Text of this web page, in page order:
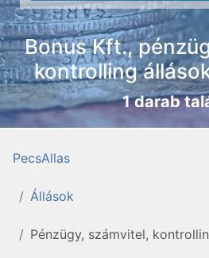
Bonus Kft.,
kontrolling
1 darab
PecsAllas
Állások
Pénzügy, számvitel,